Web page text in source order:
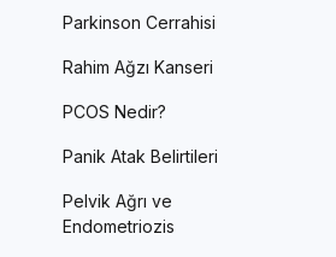
Parkinson Cerrahisi
Rahim Ağzı Kanseri
PCOS Nedir?
Panik Atak Belirtileri
Pelvik Ağrı ve
Endometriozis